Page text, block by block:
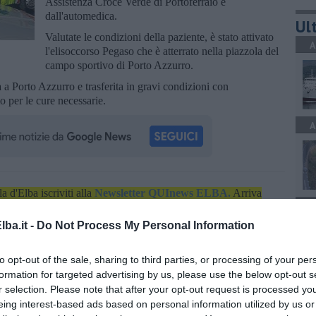
- Do Not Process My Personal Information
opt-out of the sale, sharing to third parties, or processing of your
for targeted advertising by us, please use the below opt-out
selection. Please note that after your opt-out request is processed
interest-based ads based on personal information utilized by us
dall'automedica.
Valutate le condizioni della paziente, è stato attivato
l'elisoccorso Pegaso che è atterrato nella piazzola del
campo sportivo di Porto Azzurro.
a Porto Azzurro e trasferita in gravi condizioni con
per le cure necessarie.
d'Elba iscriviti alla Newsletter QUInews ELBA. Arriva
nella tua casella di posta.
iscriviti allaNewsletter QUInews - ToscanaMedia.
nella tua casella di posta.